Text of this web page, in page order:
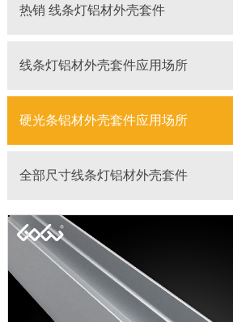
热销 线条灯铝材外壳套件
线条灯铝材外壳套件应用场所
硬光条铝材外壳套件应用场所
全部尺寸线条灯铝材外壳套件